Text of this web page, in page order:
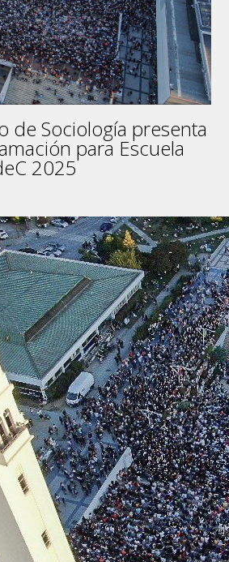
de Sociología presenta
para Escuela
2025